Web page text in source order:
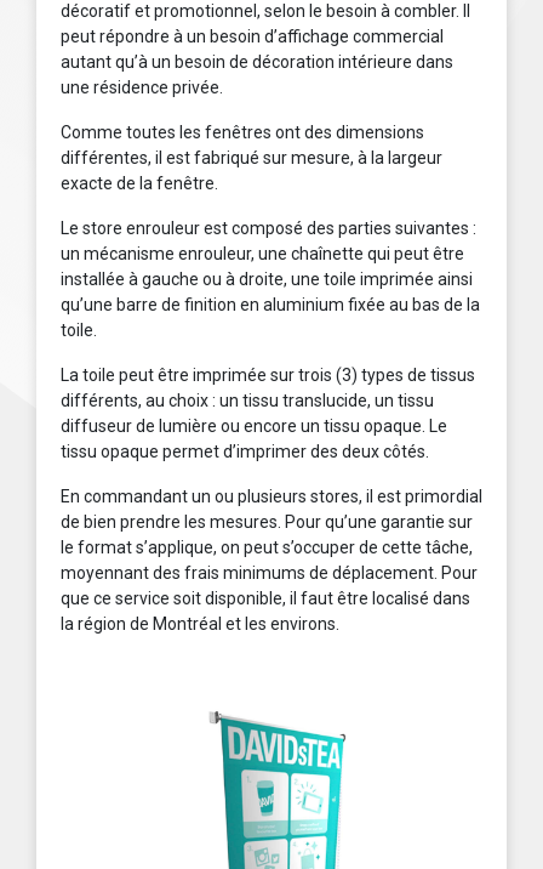
décoratif et promotionnel, selon le besoin à combler. Il
peut répondre à un besoin d’affichage commercial
autant qu’à un besoin de décoration intérieure dans
une résidence privée.
Comme toutes les fenêtres ont des dimensions
différentes, il est fabriqué sur mesure, à la largeur
exacte de la fenêtre.
Le store enrouleur est composé des parties suivantes :
un mécanisme enrouleur, une chaînette qui peut être
installée à gauche ou à droite, une toile imprimée ainsi
qu’une barre de finition en aluminium fixée au bas de la
toile.
La toile peut être imprimée sur trois (3) types de tissus
différents, au choix : un tissu translucide, un tissu
diffuseur de lumière ou encore un tissu opaque. Le
tissu opaque permet d’imprimer des deux côtés.
En commandant un ou plusieurs stores, il est primordial
de bien prendre les mesures. Pour qu’une garantie sur
le format s’applique, on peut s’occuper de cette tâche,
moyennant des frais minimums de déplacement. Pour
que ce service soit disponible, il faut être localisé dans
la région de Montréal et les environs.